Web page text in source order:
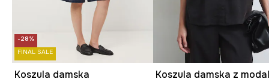
-28%
FINAL SALE
Koszula damska